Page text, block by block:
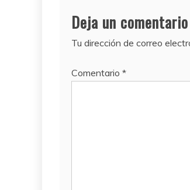
Deja un comentario
Tu dirección de correo
Comentario *